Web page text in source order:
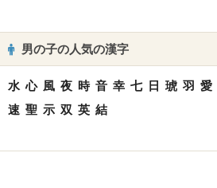
男の子の人気の漢字
水 心 風 夜 時 音 幸 七 日 琥 羽 愛
速 聖 示 双 英 結